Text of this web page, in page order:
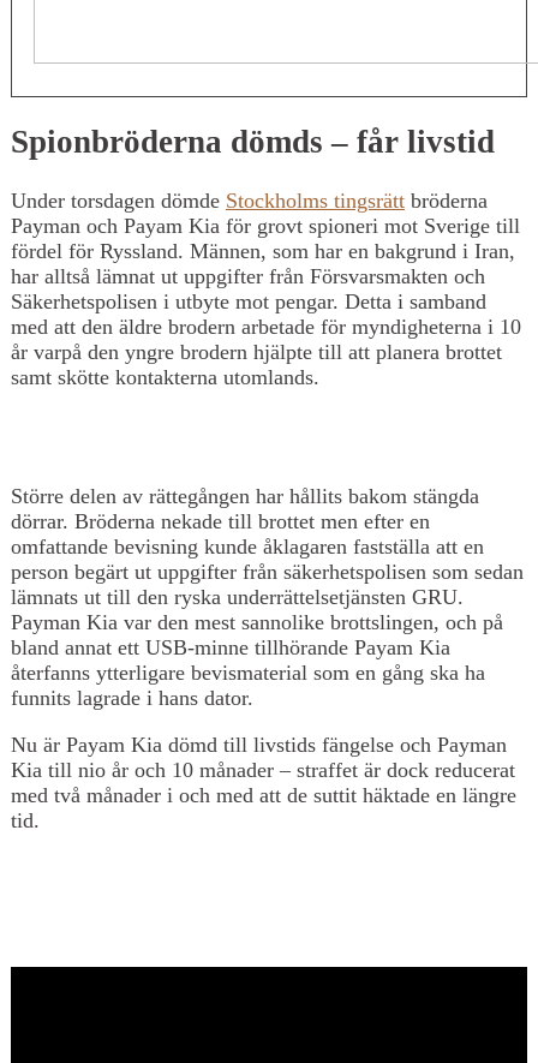
Spionbröderna dömds – får livstid
Under torsdagen dömde Stockholms tingsrätt bröderna
Payman och Payam Kia för grovt spioneri mot Sverige till
fördel för Ryssland. Männen, som har en bakgrund i Iran,
har alltså lämnat ut uppgifter från Försvarsmakten och
Säkerhetspolisen i utbyte mot pengar. Detta i samband
med att den äldre brodern arbetade för myndigheterna i 10
år varpå den yngre brodern hjälpte till att planera brottet
samt skötte kontakterna utomlands.
Större delen av rättegången har hållits bakom stängda
dörrar. Bröderna nekade till brottet men efter en
omfattande bevisning kunde åklagaren fastställa att en
person begärt ut uppgifter från säkerhetspolisen som sedan
lämnats ut till den ryska underrättelsetjänsten GRU.
Payman Kia var den mest sannolike brottslingen, och på
bland annat ett USB-minne tillhörande Payam Kia
återfanns ytterligare bevismaterial som en gång ska ha
funnits lagrade i hans dator.
Nu är Payam Kia dömd till livstids fängelse och Payman
Kia till nio år och 10 månader – straffet är dock reducerat
med två månader i och med att de suttit häktade en längre
tid.